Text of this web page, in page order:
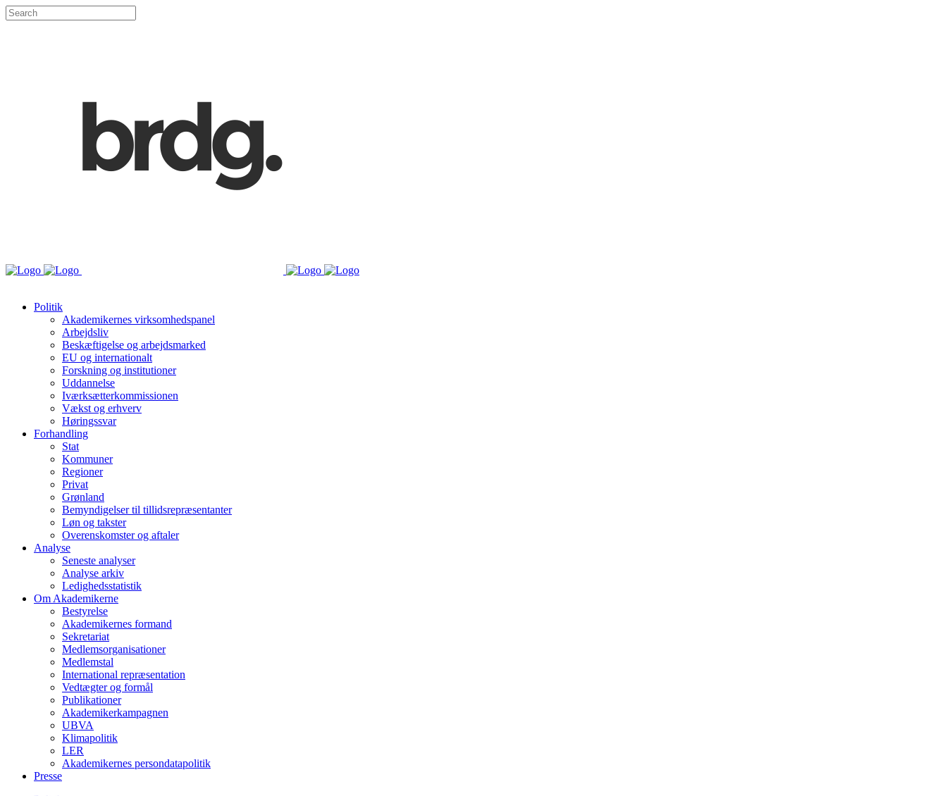
Politik
Akademikernes virksomhedspanel
Arbejdsliv
Beskæftigelse og arbejdsmarked
EU og internationalt
Forskning og institutioner
Uddannelse
Iværksætterkommissionen
Vækst og erhverv
Høringssvar
Forhandling
Stat
Kommuner
Regioner
Privat
Grønland
Bemyndigelser til tillidsrepræsentanter
Løn og takster
Overenskomster og aftaler
Analyse
Seneste analyser
Analyse arkiv
Ledighedsstatistik
Om Akademikerne
Bestyrelse
Akademikernes formand
Sekretariat
Medlemsorganisationer
Medlemstal
International repræsentation
Vedtægter og formål
Publikationer
Akademikerkampagnen
UBVA
Klimapolitik
LER
Akademikernes persondatapolitik
Presse